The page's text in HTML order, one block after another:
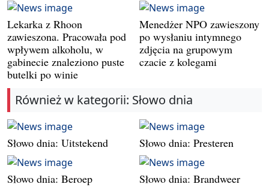
Lekarka z Rhoon
zawieszona. Pracowała pod
wpływem alkoholu, w
gabinecie znaleziono puste
butelki po winie
Menedżer NPO zawieszony
po wysłaniu intymnego
zdjęcia na grupowym
czacie z kolegami
Również w kategorii: Słowo dnia
Słowo dnia: Uitstekend Słowo dnia: Presteren
Słowo dnia: Beroep Słowo dnia: Brandweer